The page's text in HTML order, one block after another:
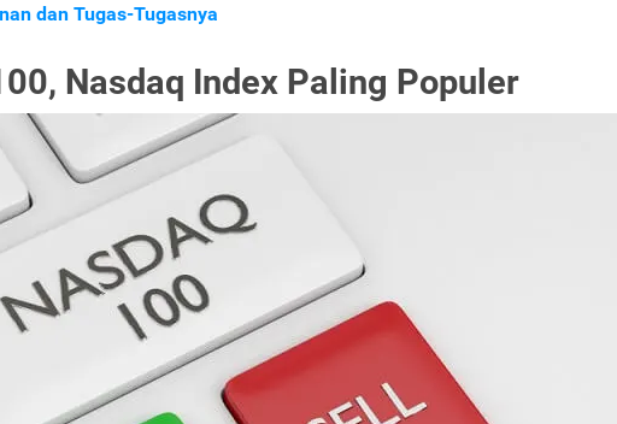
dan Tugas-Tugasnya
Nasdaq Index Paling Populer